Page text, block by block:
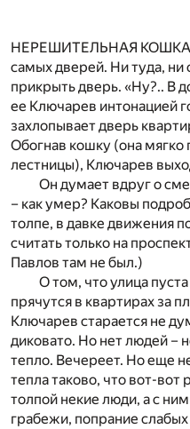
НЕРЕШИТЕЛЬНАЯ КОШКА
самых дверей. Ни туда,
прикрыть дверь. «Ну?.. В
ее Ключарев интонацией
захлопывает дверь
Обогнав кошку (она мягко
лестницы), Ключарев
Он думает вдруг о
– как умер? Каковы
толпе, в давке движения
считать только на
Павлов там не был.)
О том, что улица
прячутся в квартирах за
Ключарев старается не
диковато. Но нет людей –
тепло. Вечереет. Но еще
тепла таково, что вот-вот
толпой некие люди, а с
грабежи, попрание